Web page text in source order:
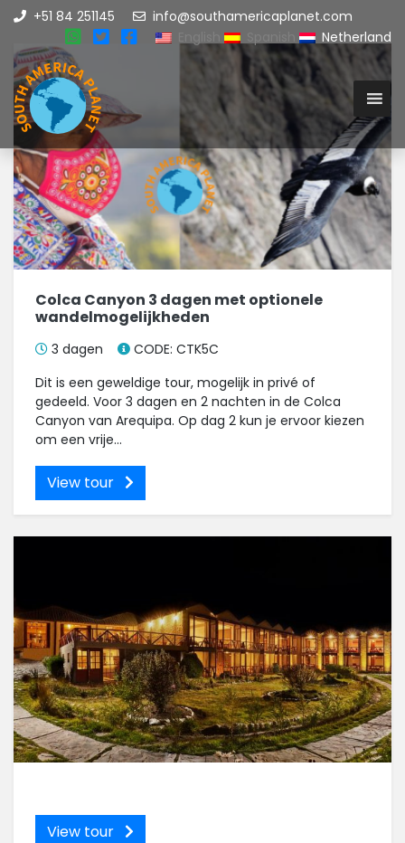
+51 84 251145
info@southamericaplanet.com
Netherland
Colca Canyon 3 dagen met optionele
wandelmogelijkheden
3 dagen
CODE: CTK5C
Dit is een geweldige tour, mogelijk in privé of
gedeeld. Voor 3 dagen en 2 nachten in de Colca
Canyon van Arequipa. Op dag 2 kun je ervoor kiezen
om een ​​vrije...
View tour
View tour